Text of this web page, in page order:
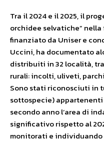
Tra il 2024 e il 2025, il
orchidee selvatiche”
finanziato da Uniser e
Uccini, ha documentato
distribuiti in 32 località,
rurali: incolti, uliveti,
Sono stati riconosciuti in
sottospecie)
secondo anno l’area di
significativo rispetto al
monitorati e